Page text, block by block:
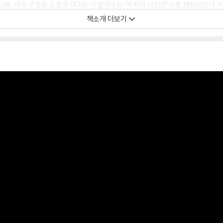
, 내가 무엇을 소중히 여기는지 알려주는 ‘가치의 나침반’으로 재정의한다.
조정하라는 신호’로 재정의하고 ‘그때 그랬더라면’이라는 미련 대신 ‘더
견하는 심리적 회복력을 높이는 기술을 담았다. 아울러 모든 장에는 ‘내 안
론, 관계의 피로에 지친 이들, 그리고 완벽한 선택을 하려다 시작조차 못
책소개 더보기